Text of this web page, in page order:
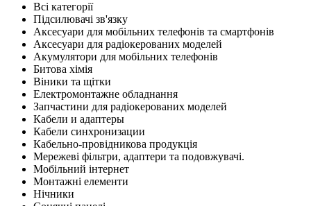
Всі категорії
Підсилювачі зв'язку
Аксесуари для мобільних телефонів та смартфонів
Аксесуари для радіокерованих моделей
Акумулятори для мобільних телефонів
Битова хімія
Віники та щітки
Електромонтажне обладнання
Запчастини для радіокерованих моделей
Кабели и адаптеры
Кабели синхронизации
Кабельно-провідникова продукція
Мережеві фільтри, адаптери та подовжувачі.
Мобільний інтернет
Монтажні елементи
Нічники